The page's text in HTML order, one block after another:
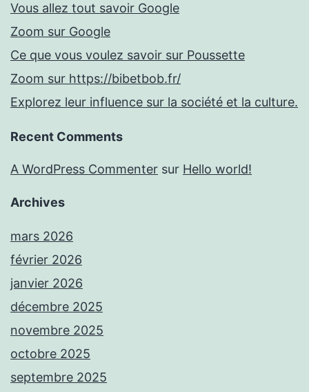
Vous allez tout savoir Google
Zoom sur Google
Ce que vous voulez savoir sur Poussette
Zoom sur https://bibetbob.fr/
Explorez leur influence sur la société et la culture.
Recent Comments
A WordPress Commenter sur Hello world!
Archives
mars 2026
février 2026
janvier 2026
décembre 2025
novembre 2025
octobre 2025
septembre 2025